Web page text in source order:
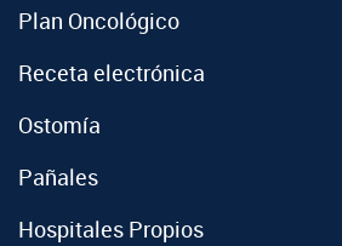
Plan Oncológico
Receta electrónica
Ostomía
Pañales
Hospitales Propios